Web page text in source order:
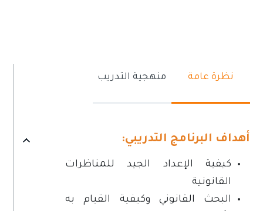
نظرة عامة منهجية التدريب
أهداف البرنامج التدريبي:
كيفية الإعداد الجيد للمناظرات
القانونية
البحث القانوني وكيفية القيام به